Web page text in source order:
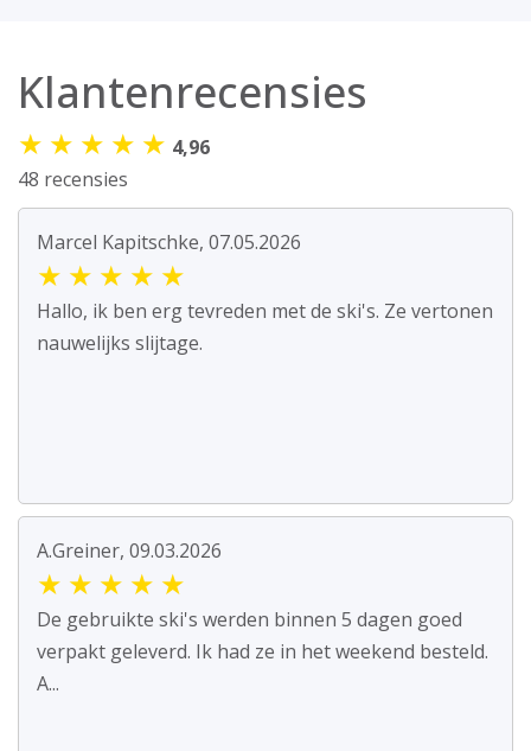
Klantenrecensies
★ ★ ★ ★ ★ 4,96
48 recensies
Marcel Kapitschke, 07.05.2026
★ ★ ★ ★ ★
Hallo, ik ben erg tevreden met de ski's. Ze vertonen
nauwelijks slijtage.
A.Greiner, 09.03.2026
★ ★ ★ ★ ★
De gebruikte ski's werden binnen 5 dagen goed
verpakt geleverd. Ik had ze in het weekend besteld.
A...